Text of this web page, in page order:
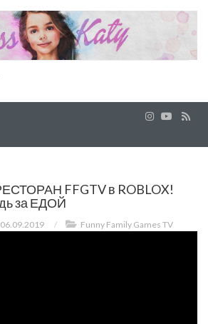
FFGTV в ROBLOX!
за ЕДОЙ
06.09.2019 / Funny Family Games TV